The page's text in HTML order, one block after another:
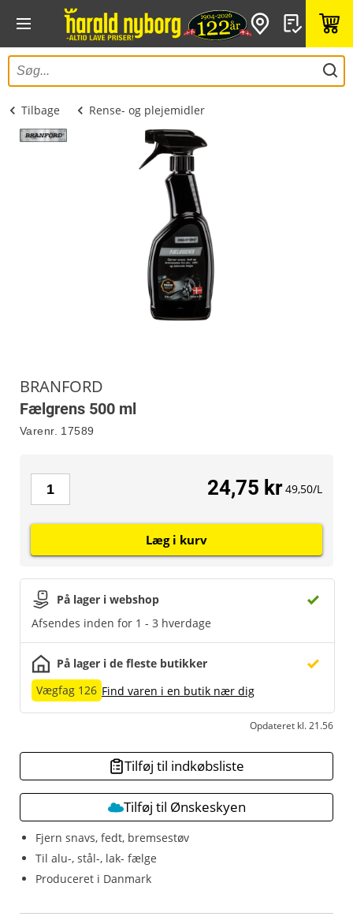
Tilbage Rense- og plejemidler
BRANFORD
Fælgrens 500 ml
Varenr. 17589
Fjern snavs, fedt, bremsestøv
Til alu-, stål-, lak- fælge
Produceret i Danmark
På lager i webshop
Afsendes inden for 1 - 3 hverdage
På lager i de fleste butikker
Vægfag 126 Find varen i en butik nær dig
Opdateret kl. 21.56
24,75 kr 49,50/L
Læg i kurv
Tilføj til indkøbsliste
Tilføj til Ønskeskyen